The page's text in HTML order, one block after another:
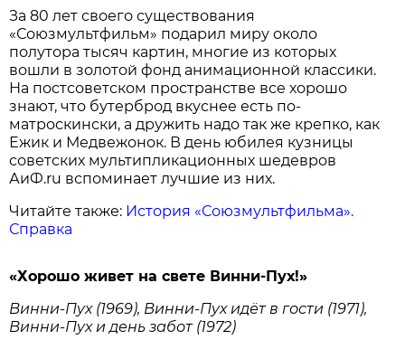
За 80 лет своего существования
«Союзмультфильм» подарил миру около
полутора тысяч картин, многие из которых
вошли в золотой фонд анимационной классики.
На постсоветском пространстве все хорошо
знают, что бутерброд вкуснее есть по-
матроскински, а дружить надо так же крепко, как
Ежик и Медвежонок. В день юбилея кузницы
советских мультипликационных шедевров
АиФ.ru вспоминает лучшие из них.
Читайте также: История «Союзмультфильма».
Справка
«Хорошо живет на свете Винни-Пух!»
Винни-Пух (1969), Винни-Пух идёт в гости (1971),
Винни-Пух и день забот (1972)